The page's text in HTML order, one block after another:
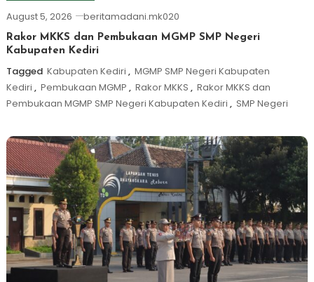
August 5, 2026 beritamadani.mk020
Rakor MKKS dan Pembukaan MGMP SMP Negeri
Kabupaten Kediri
Tagged Kabupaten Kediri , MGMP SMP Negeri Kabupaten
Kediri , Pembukaan MGMP , Rakor MKKS , Rakor MKKS dan
Pembukaan MGMP SMP Negeri Kabupaten Kediri , SMP Negeri